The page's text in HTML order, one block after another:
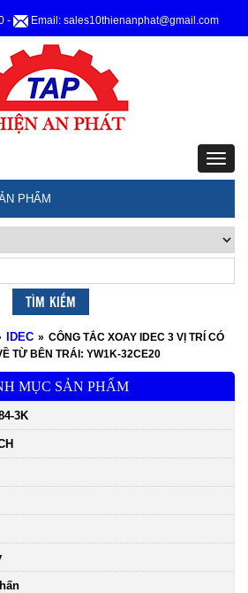
- Email: sales10thienanphat@gmail.com
PHẨM
IDEC » CÔNG TẮC XOAY IDEC 3 VỊ TRÍ CÓ
TỪ BÊN TRÁI: YW1K-32CE20
MỤC SẢN PHẨM
3K